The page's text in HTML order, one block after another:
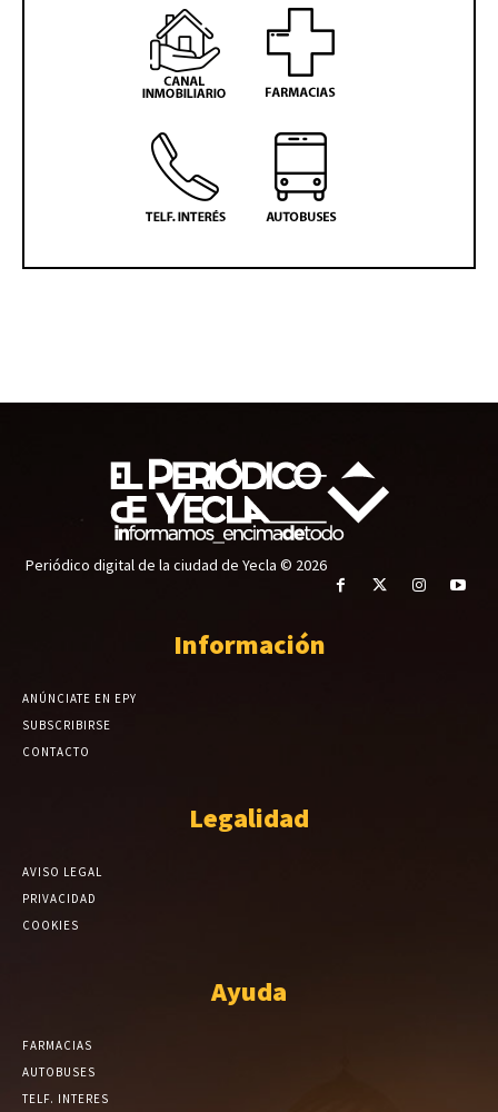
Periódico digital de la ciudad de Yecla © 2026
Información
ANÚNCIATE EN EPY
SUBSCRIBIRSE
CONTACTO
Legalidad
AVISO LEGAL
PRIVACIDAD
COOKIES
Ayuda
FARMACIAS
AUTOBUSES
TELF. INTERES